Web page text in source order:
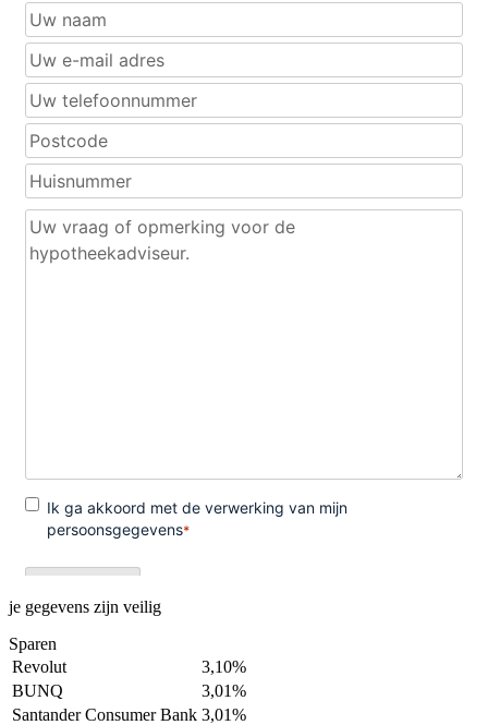
je gegevens zijn veilig
Sparen
Revolut
3,10%
BUNQ
3,01%
Santander Consumer Bank 3,01%